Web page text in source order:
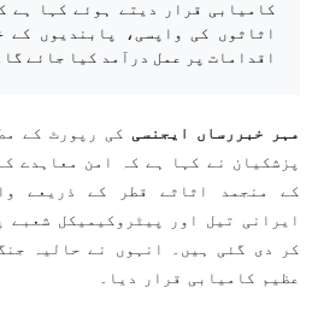
کامیابی قرار دیتے ہوئے کہا ہے
اثاثوں کی واپسی، پابندیوں کے
اقدامات پر عمل درآمد کیا جائے
مہر خبررساں ایجنسی کی رپورٹ کے
کے منجمد اثاثے قطر کے ذریعے
ایرانی تیل اور پیٹروکیمیکل شعبے
کر دی گئی ہیں۔ انہوں نے حالیہ
عظیم کامیابی قرار دیا۔